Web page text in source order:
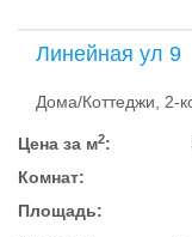
Линейная ул 9
Дома/Коттеджи, 2-
Цена за м2:
Комнат:
Площадь: